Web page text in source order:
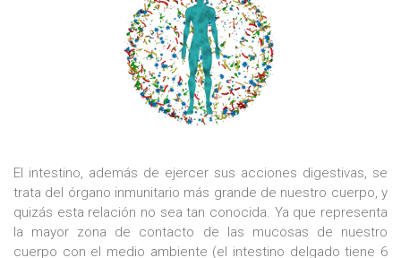
El intestino, además de ejercer sus acciones digestivas, se
trata del órgano inmunitario más grande de nuestro cuerpo, y
quizás esta relación no sea tan conocida. Ya que representa
la mayor zona de contacto de las mucosas de nuestro
cuerpo con el medio ambiente (el intestino delgado tiene 6